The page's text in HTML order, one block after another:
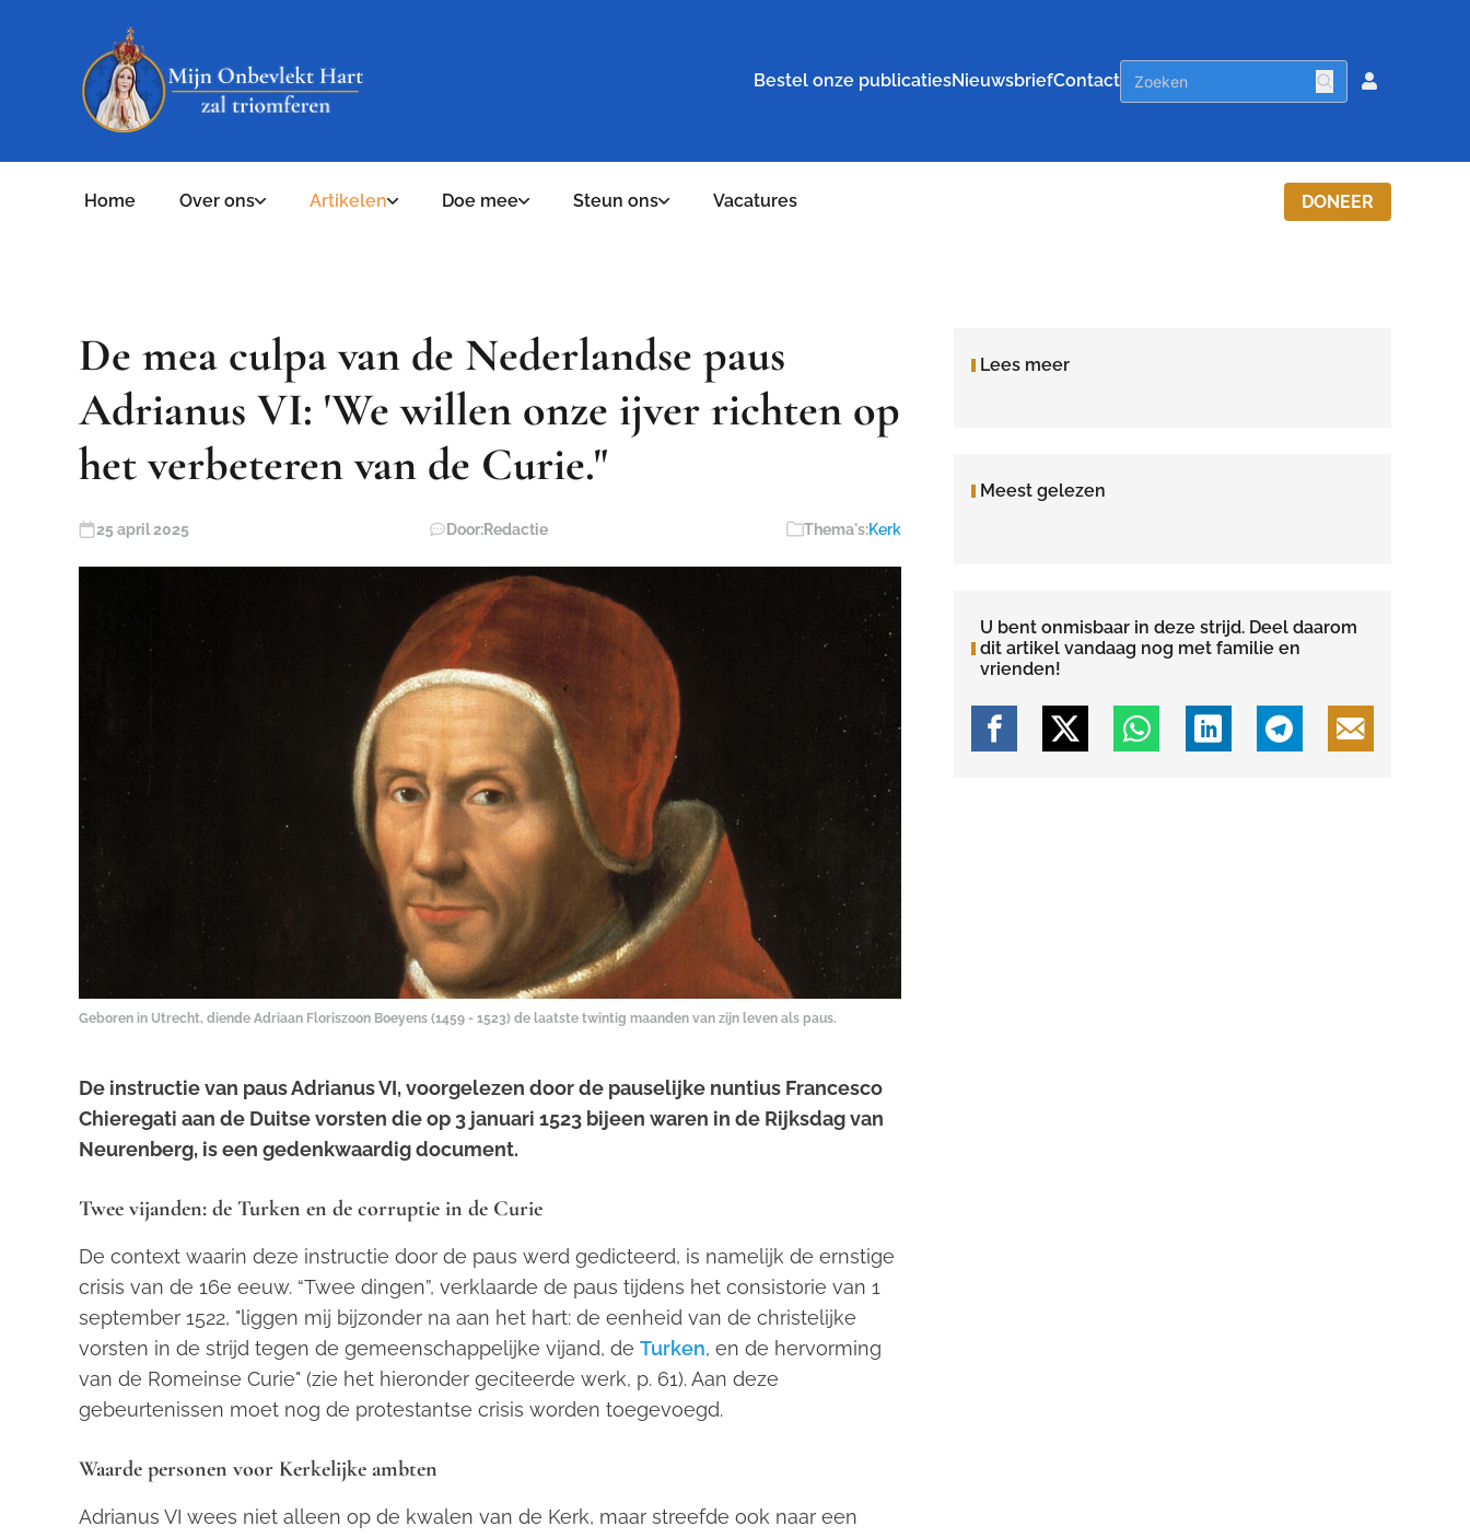
Bestel onze publicatiesNieuwsbriefContact
Home Over ons Artikelen Doe mee Steun ons Vacatures DONEER
De mea culpa van de Nederlandse paus
Adrianus VI: 'We willen onze ijver richten op
het verbeteren van de Curie."
25 april 2025 Door:Redactie Thema's:Kerk
Geboren in Utrecht, diende Adriaan Floriszoon Boeyens (1459 - 1523) de laatste twintig maanden van zijn leven als paus.
De instructie van paus Adrianus VI, voorgelezen door de pauselijke nuntius Francesco
Chieregati aan de Duitse vorsten die op 3 januari 1523 bijeen waren in de Rijksdag van
Neurenberg, is een gedenkwaardig document.
Twee vijanden: de Turken en de corruptie in de Curie
De context waarin deze instructie door de paus werd gedicteerd, is namelijk de ernstige
crisis van de 16e eeuw. “Twee dingen”, verklaarde de paus tijdens het consistorie van 1
september 1522, "liggen mij bijzonder na aan het hart: de eenheid van de christelijke
vorsten in de strijd tegen de gemeenschappelijke vijand, de Turken, en de hervorming
van de Romeinse Curie" (zie het hieronder geciteerde werk, p. 61). Aan deze
gebeurtenissen moet nog de protestantse crisis worden toegevoegd.
Waarde personen voor Kerkelijke ambten
Adrianus VI wees niet alleen op de kwalen van de Kerk, maar streefde ook naar een
Lees meer
Meest gelezen
U bent onmisbaar in deze strijd. Deel daarom
dit artikel vandaag nog met familie en
vrienden!